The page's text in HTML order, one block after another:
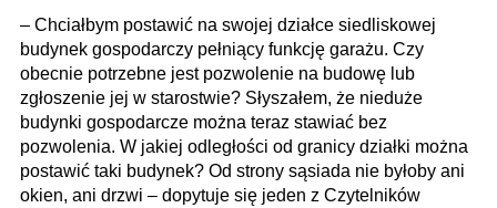
– Chciałbym postawić na swojej działce siedliskowej
budynek gospodarczy pełniący funkcję garażu. Czy
obecnie potrzebne jest pozwolenie na budowę lub
zgłoszenie jej w starostwie? Słyszałem, że nieduże
budynki gospodarcze można teraz stawiać bez
pozwolenia. W jakiej odległości od granicy działki można
postawić taki budynek? Od strony sąsiada nie byłoby ani
okien, ani drzwi – dopytuje się jeden z Czytelników